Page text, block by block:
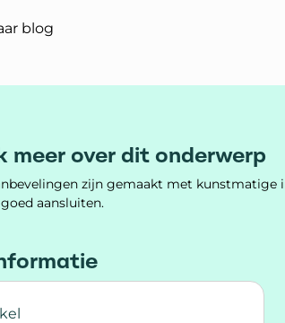
blog
meer over dit onderwerp
zijn gemaakt met kunstmatige
aansluiten.